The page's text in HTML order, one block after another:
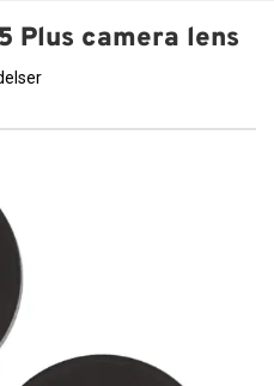
Plus camera lens